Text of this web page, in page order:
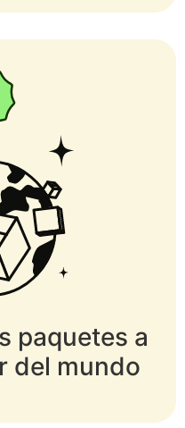
paquetes a
del mundo